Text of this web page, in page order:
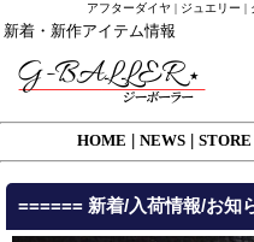
アフターダイヤ | ジュエリー |
新着・新作アイテム情報
HOME NEWS STORE
====== 新着/入荷情報/お知